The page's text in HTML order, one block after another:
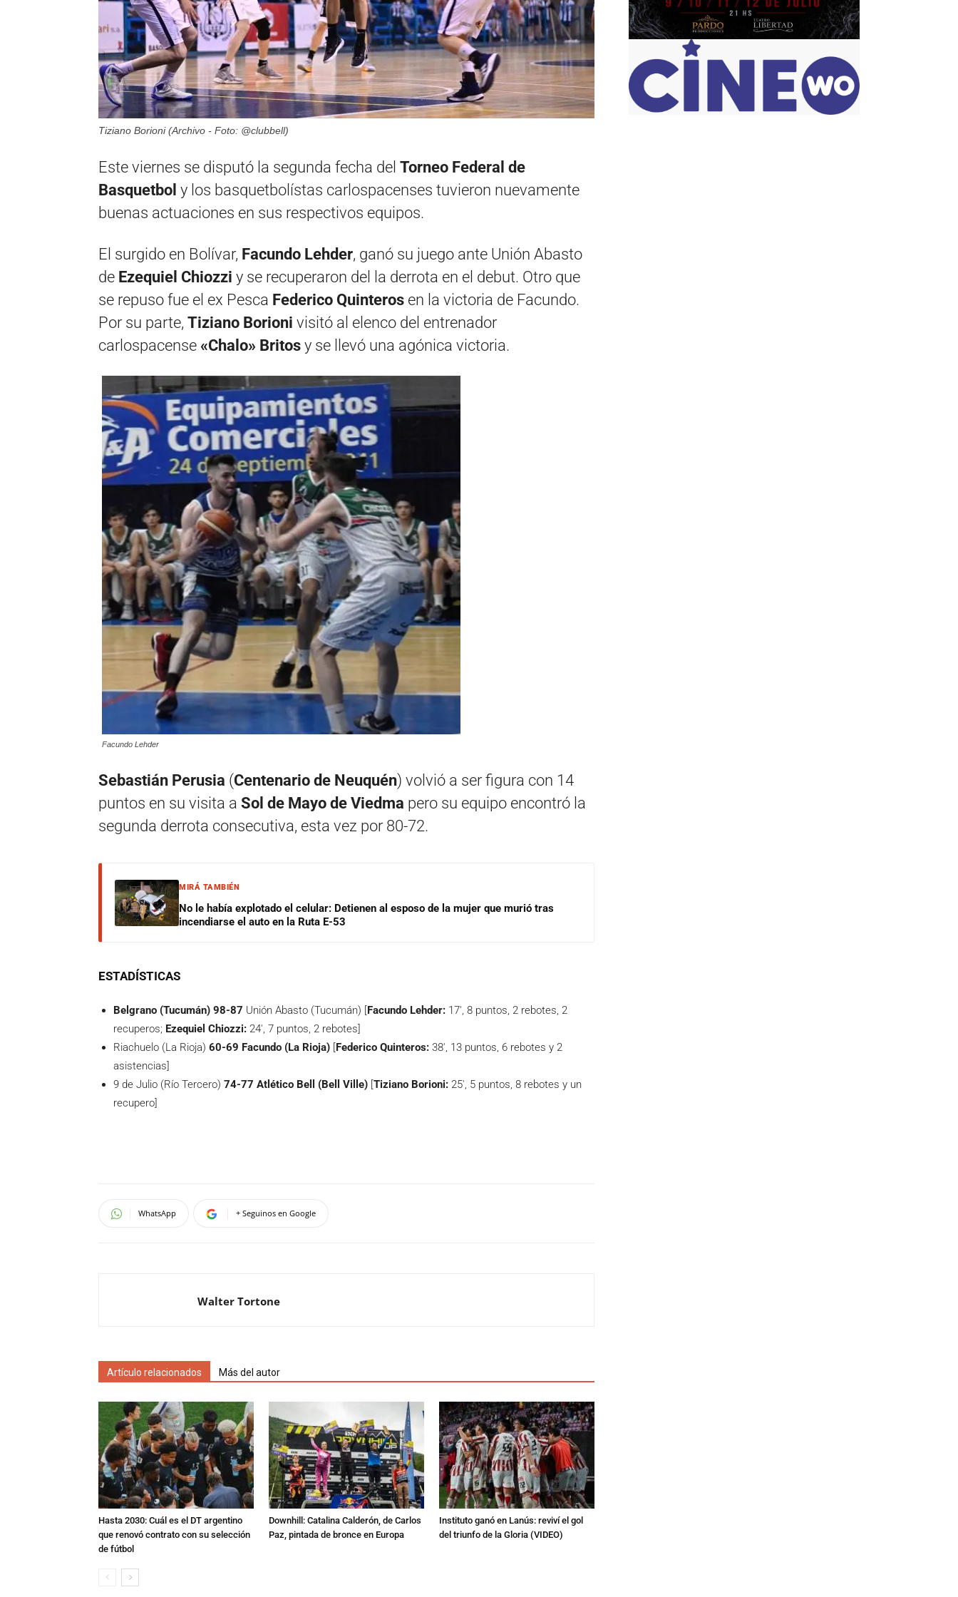
Tiziano Borioni (Archivo - Foto: @clubbell)
Este viernes se disputó la segunda fecha del Torneo Federal de
Basquetbol y los basquetbolístas carlospacenses tuvieron nuevamente
buenas actuaciones en sus respectivos equipos.
El surgido en Bolívar, Facundo Lehder, ganó su juego ante Unión Abasto
de Ezequiel Chiozzi y se recuperaron del la derrota en el debut. Otro que
se repuso fue el ex Pesca Federico Quinteros en la victoria de Facundo.
Por su parte, Tiziano Borioni visitó al elenco del entrenador
carlospacense «Chalo» Britos y se llevó una agónica victoria.
Facundo Lehder
Sebastián Perusia (Centenario de Neuquén) volvió a ser figura con 14
puntos en su visita a Sol de Mayo de Viedma pero su equipo encontró la
segunda derrota consecutiva, esta vez por 80-72.
MIRÁ TAMBIÉN
No le había explotado el celular: Detienen al esposo de la mujer que murió tras
incendiarse el auto en la Ruta E-53
ESTADÍSTICAS
Belgrano (Tucumán) 98-87 Unión Abasto (Tucumán) [Facundo Lehder: 17′, 8 puntos, 2 rebotes, 2
recuperos; Ezequiel Chiozzi: 24′, 7 puntos, 2 rebotes]
Riachuelo (La Rioja) 60-69 Facundo (La Rioja) [Federico Quinteros: 38′, 13 puntos, 6 rebotes y 2
asistencias]
9 de Julio (Río Tercero) 74-77 Atlético Bell (Bell Ville) [Tiziano Borioni: 25′, 5 puntos, 8 rebotes y un
recupero]
WhatsApp + Seguinos en Google
Walter Tortone
Artículo relacionados Más del autor
Hasta 2030: Cuál es el DT argentino
que renovó contrato con su selección
de fútbol
Downhill: Catalina Calderón, de Carlos
Paz, pintada de bronce en Europa
Instituto ganó en Lanús: reviví el gol
del triunfo de la Gloria (VIDEO)